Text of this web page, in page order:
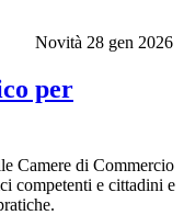
Novità 28 gen 2026
per
Camere di Commercio
competenti e cittadini e